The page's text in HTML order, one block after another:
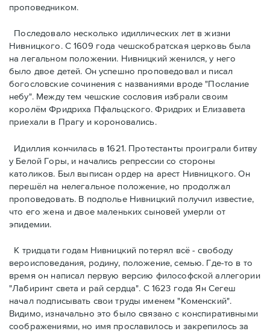
проповедником.
Последовало несколько идиллических лет в жизни
Нивницкого. С 1609 года чешскобратская церковь была
на легальном положении. Нивницкий женился, у него
было двое детей. Он успешно проповедовал и писал
богословские сочинения с названиями вроде "Послание
небу". Между тем чешские сословия избрали своим
королём Фридриха Пфальцского. Фридрих и Елизавета
приехали в Прагу и короновались.
Идиллия кончилась в 1621. Протестанты проиграли битву
у Белой Горы, и начались репрессии со стороны
католиков. Был выписан ордер на арест Нивницкого. Он
перешёл на нелегальное положение, но продолжал
проповедовать. В подполье Нивницкий получил известие,
что его жена и двое маленьких сыновей умерли от
эпидемии.
К тридцати годам Нивницкий потерял всё - свободу
вероисповедания, родину, положение, семью. Где-то в то
время он написал первую версию философской аллегории
"Лабиринт света и рай сердца". С 1623 года Ян Сегеш
начал подписывать свои труды именем "Коменский".
Видимо, изначально это было связано с конспиративными
соображениями, но имя прославилось и закрепилось за